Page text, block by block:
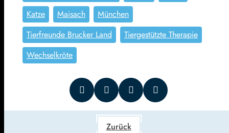
Katze
Maisach
München
Tierfreunde Brucker Land
Tiergestützte Therapie
Wechselkröte
Zurück